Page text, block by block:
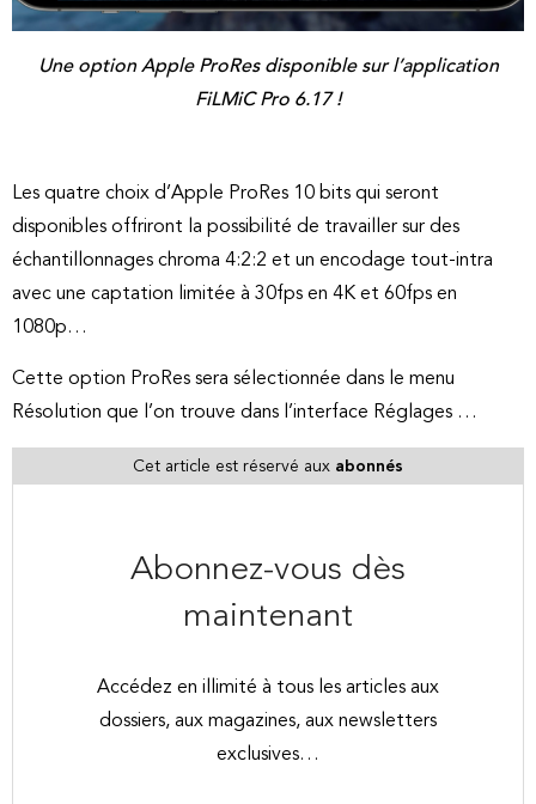
Une option Apple ProRes disponible sur l’application
FiLMiC Pro 6.17 !
Les quatre choix d’Apple ProRes 10 bits qui seront
disponibles offriront la possibilité de travailler sur des
échantillonnages chroma 4:2:2 et un encodage tout-intra
avec une captation limitée à 30fps en 4K et 60fps en
1080p…
Cette option ProRes sera sélectionnée dans le menu
Résolution que l’on trouve dans l’interface Réglages …
Cet article est réservé aux abonnés
Abonnez-vous dès
maintenant
Accédez en illimité à tous les articles aux
dossiers, aux magazines, aux newsletters
exclusives…